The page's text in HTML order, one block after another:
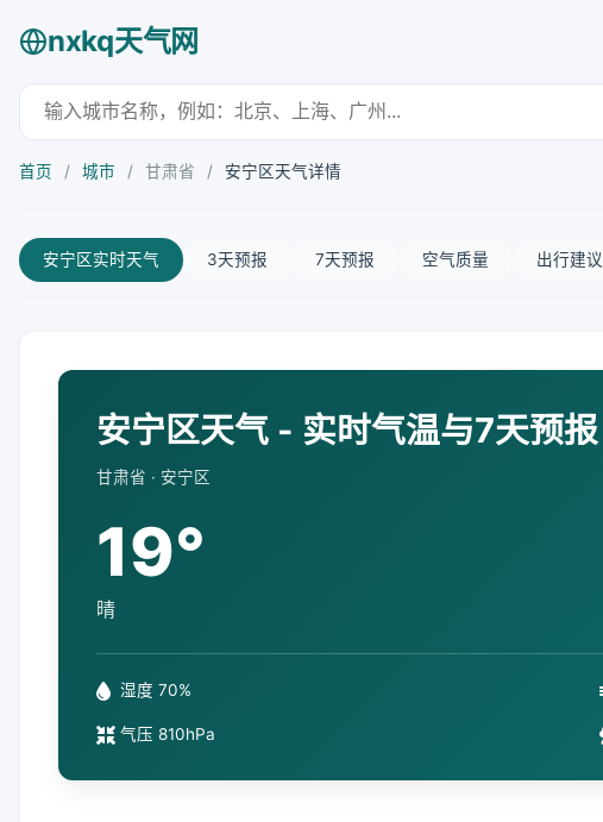
nxkq天气网
首页 / 城市 / 甘肃省 / 安宁区天气详情
安宁区实时天气 3天预报 7天预报 空气质量 出行建议
安宁区天气 - 实时气温与7天预报
甘肃省 · 安宁区
19°
晴
湿度 70%
气压 810hPa